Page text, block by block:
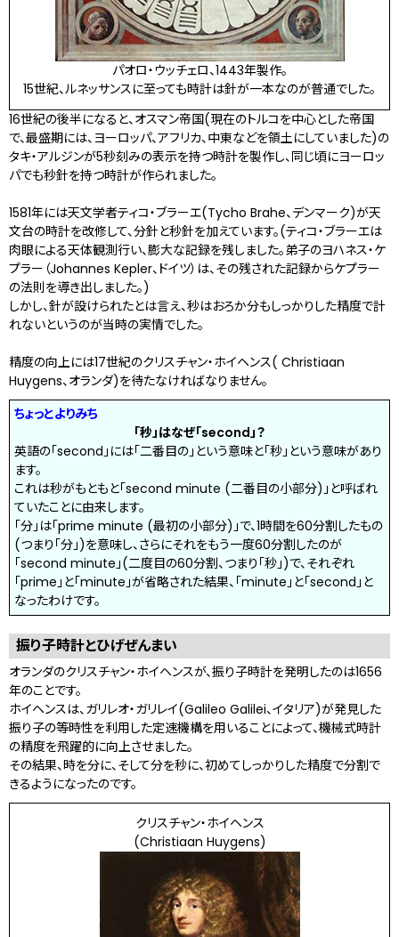
パオロ・ウッチェロ、1443年製作。
15世紀、ルネッサンスに至っても時計は針が一本なのが普通でした。
16世紀の後半になると、オスマン帝国(現在のトルコを中心とした帝国
で、最盛期には、ヨーロッパ、アフリカ、中東などを領土にしていました)の
タキ・アルジンが5秒刻みの表示を持つ時計を製作し、同じ頃にヨーロッ
パでも秒針を持つ時計が作られました。
1581年には天文学者ティコ・ブラーエ(Tycho Brahe、デンマーク)が天
文台の時計を改修して、分針と秒針を加えています。(ティコ・ブラーエは
肉眼による天体観測行い、膨大な記録を残しました。弟子のヨハネス・ケ
プラー（Johannes Kepler、ドイツ）は、その残された記録からケプラー
の法則を導き出しました。)
しかし、針が設けられたとは言え、秒はおろか分もしっかりした精度で計
れないというのが当時の実情でした。
精度の向上には17世紀のクリスチャン・ホイヘンス( Christiaan
Huygens、オランダ)を待たなければなりません。
ちょっとよりみち
「秒」はなぜ「second」？
英語の「second」には「二番目の」という意味と「秒」という意味があり
ます。
これは秒がもともと「second minute (二番目の小部分)」と呼ばれ
ていたことに由来します。
「分」は「prime minute (最初の小部分)」で、1時間を60分割したもの
(つまり「分」)を意味し、さらにそれをもう一度60分割したのが
「second minute」(二度目の60分割、つまり「秒」)で、それぞれ
「prime」と「minute」が省略された結果、「minute」と「second」と
なったわけです。
振り子時計とひげぜんまい
オランダのクリスチャン・ホイヘンスが、振り子時計を発明したのは1656
年のことです。
ホイヘンスは、ガリレオ・ガリレイ(Galileo Galilei、イタリア)が発見した
振り子の等時性を利用した定速機構を用いることによって、機械式時計
の精度を飛躍的に向上させました。
その結果、時を分に、そして分を秒に、初めてしっかりした精度で分割で
きるようになったのです。
クリスチャン・ホイヘンス
(Christiaan Huygens)